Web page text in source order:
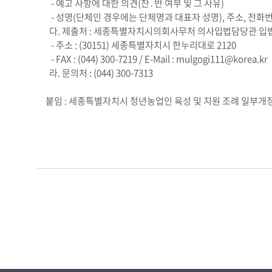
- 성명(단체인 경우에는 단체명과 대표자 성명), 주소, 전화
다. 제출처 : 세종특별자치시의회사무처 의사입법담당관 입
- 주소 : (30151) 세종특별자치시 한누리대로 2120
- FAX : (044) 300-7219 / E-Mail : mulgogi111@korea.kr
라. 문의처 : (044) 300-7313
붙임 : 세종특별자치시 청년농업인 육성 및 지원 조례 일부개